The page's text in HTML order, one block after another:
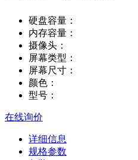
硬盘容量：
内存容量：
摄像头：
屏幕类型：
屏幕尺寸：
颜色：
型号：
在线询价
详细信息
规格参数